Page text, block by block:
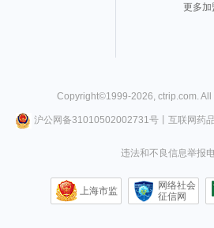
更多加
Copyright©1999-2026 ctrip.com .
沪公网备31010502002731号丨 互联网药
违法和不良信息举报
上海市监
网络社会
征信网